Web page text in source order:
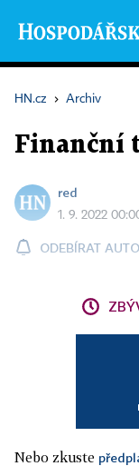
HN.cz › Archiv
Finanční
red
1. 9. 2022
ODEBÍRAT
Nebo zkuste